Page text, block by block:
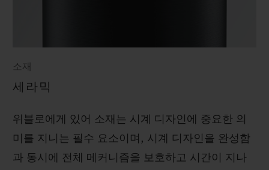
소재
세라믹
위블로에게 있어 소재는 시계 디자인에 중요한 의
미를 지니는 필수 요소이며, 시계 디자인을 완성함
과 동시에 전체 메커니즘을 보호하고 시간이 지나